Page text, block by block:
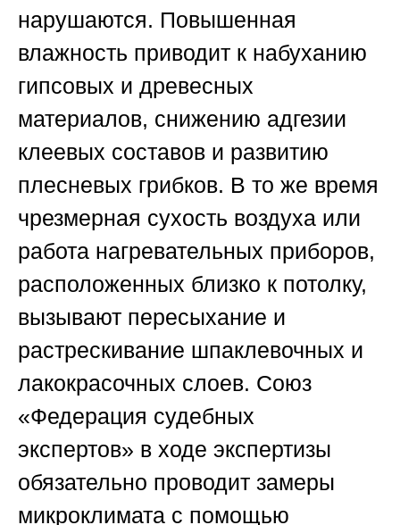
нарушаются. Повышенная
влажность приводит к набуханию
гипсовых и древесных
материалов, снижению адгезии
клеевых составов и развитию
плесневых грибков. В то же время
чрезмерная сухость воздуха или
работа нагревательных приборов,
расположенных близко к потолку,
вызывают пересыхание и
растрескивание шпаклевочных и
лакокрасочных слоев. Союз
«Федерация судебных
экспертов» в ходе экспертизы
обязательно проводит замеры
микроклимата с помощью